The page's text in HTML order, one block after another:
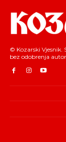
© Kozarski Vjesnik.
bez odobrenja